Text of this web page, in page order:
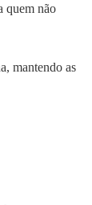
quem não
mantendo as